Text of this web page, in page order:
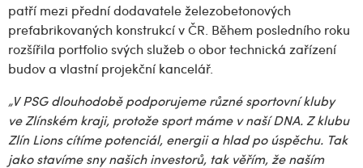
patří mezi přední dodavatele železobetonových
prefabrikovaných konstrukcí v ČR. Během posledního roku
rozšířila portfolio svých služeb o obor technická zařízení
budov a vlastní projekční kancelář.
„V PSG dlouhodobě podporujeme různé sportovní kluby
ve Zlínském kraji, protože sport máme v naší DNA. Z klubu
Zlín Lions cítíme potenciál, energii a hlad po úspěchu. Tak
jako stavíme sny našich investorů, tak věřím, že naším